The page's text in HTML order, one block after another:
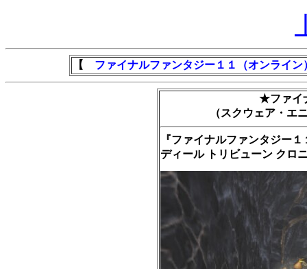
【 ファイナルファンタジー１１（オンライン
★ファイ
（スクウェア・エ
『ファイナルファンタジー
ディール トリビューン クロ